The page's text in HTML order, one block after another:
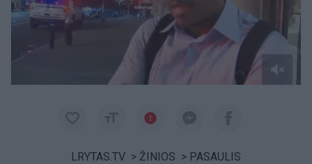
LRYTAS.TV > ŽINIOS > PASAULIS